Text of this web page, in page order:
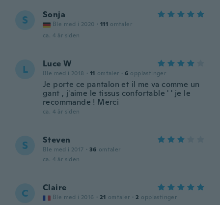
S Sonja
Ble med i 2020 · 111 omtaler
ca. 4 år siden
L Luce W
Ble med i 2018 · 11 omtaler · 6 opplastinger
Je porte ce pantalon et il me va comme un
gant , j'aime le tissus confortable ' ' je le
recommande ! Merci
ca. 4 år siden
S Steven
Ble med i 2017 · 36 omtaler
ca. 4 år siden
C Claire
Ble med i 2016 · 21 omtaler · 2 opplastinger